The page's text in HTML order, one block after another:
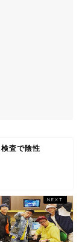
査で陰性